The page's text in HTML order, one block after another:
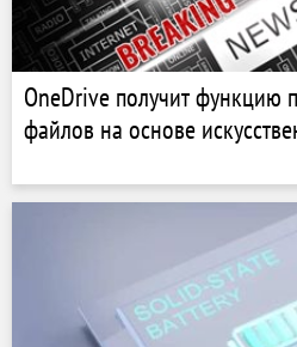
OneDrive получит функцию
файлов на основе